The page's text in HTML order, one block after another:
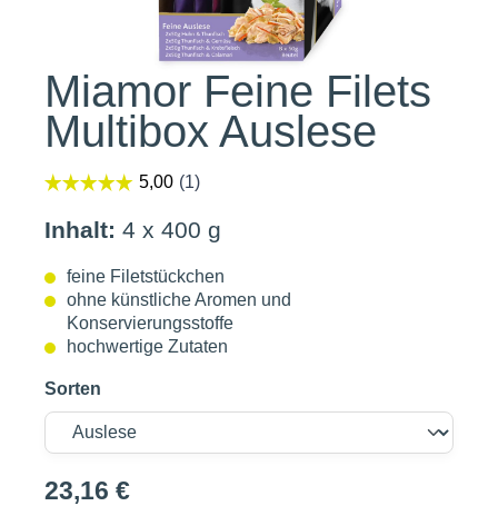
Miamor Feine Filets
Multibox Auslese
Inhalt: 4 x 400 g
feine Filetstückchen
ohne künstliche Aromen und
Konservierungsstoffe
hochwertige Zutaten
Sorten
23,16 €